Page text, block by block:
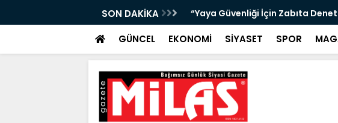
SON DAKİKA
Denetimleri Devam Ediyor” "Bir Sonraki Yangını Bugün
GÜNCEL EKONOMİ SİYASET SPOR